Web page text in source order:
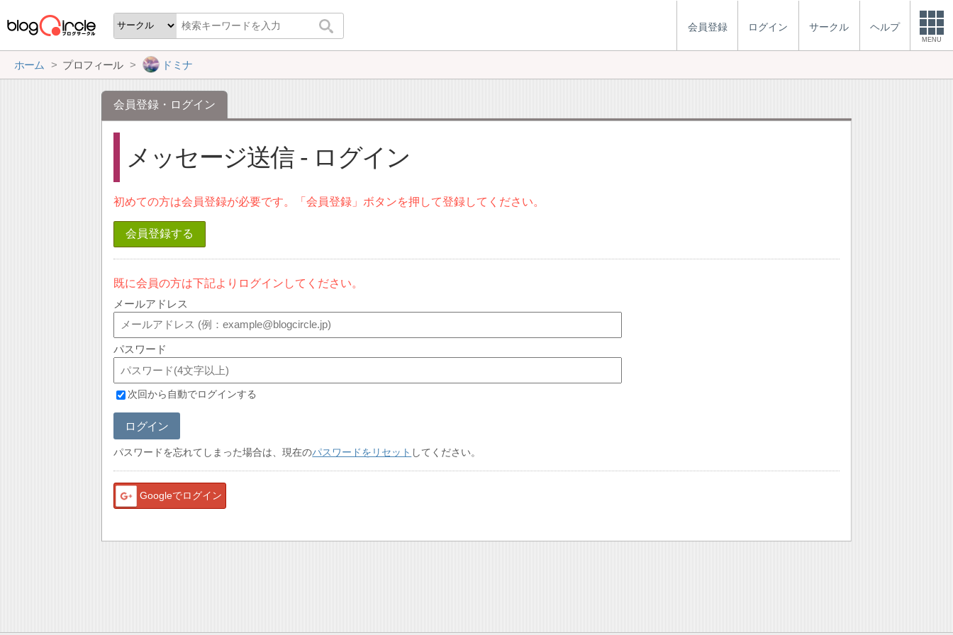
会員登録 ログイン サークル ヘルプ
MENU
ホーム プロフィール ドミナ
会員登録・ログイン
メッセージ送信 - ログイン
初めての方は会員登録が必要です。「会員登録」ボタンを押して登録してください。
会員登録する
既に会員の方は下記よりログインしてください。
メールアドレス
パスワード
次回から自動でログインする
ログイン
パスワードを忘れてしまった場合は、現在のパスワードをリセット してください。
Googleでログイン